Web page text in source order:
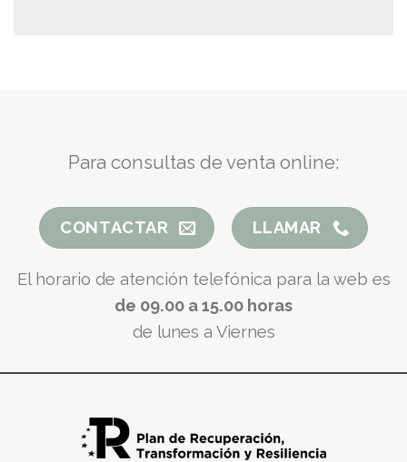
Para consultas de venta online:
CONTACTAR LLAMAR
El horario de atención telefónica para la web es
de 09.00 a 15.00 horas
de lunes a Viernes